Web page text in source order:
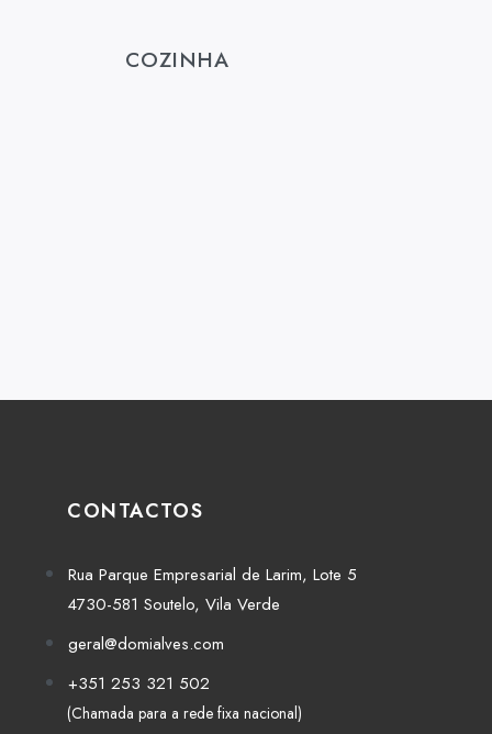
COZINHA
CONTACTOS
Rua Parque Empresarial de Larim, Lote 5
4730-581 Soutelo, Vila Verde
geral@domialves.com
+351 253 321 502
(Chamada para a rede fixa nacional)